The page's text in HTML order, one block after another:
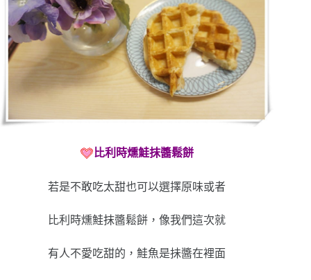
比利時燻鮭抹醬鬆餅
若是不敢吃太甜也可以選擇原味或者
比利時燻鮭抹醬鬆餅，像我們這次就
有人不愛吃甜的，鮭魚是抺醬在裡面